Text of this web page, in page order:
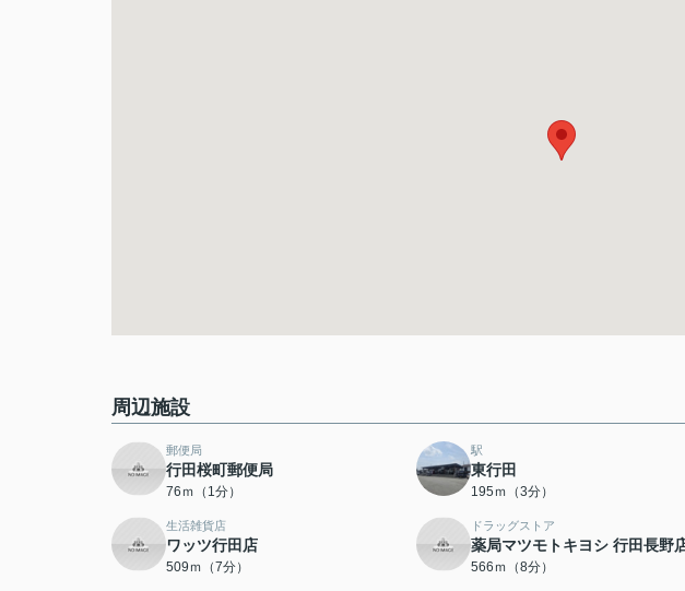
周辺施設
郵便局
行田桜町郵便局
76ｍ（1分）
駅
東行田
195ｍ（3分）
生活雑貨店
ワッツ行田店
509ｍ（7分）
ドラッグストア
薬局マツモトキヨシ 行田長野
566ｍ（8分）